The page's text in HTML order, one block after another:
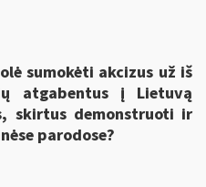
sumokėti akcizus už iš
atgabentus į Lietuvą
skirtus demonstruoti ir
parodose?